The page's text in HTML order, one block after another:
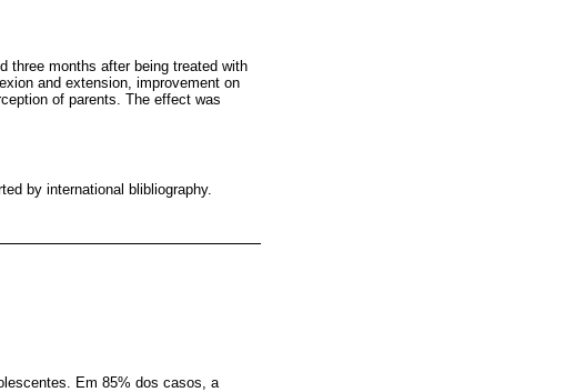
three months after being treated with
and extension, improvement on
of parents. The effect was
by international blibliography.
Em 85% dos casos, a